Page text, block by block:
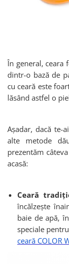
În general, ceara
dintr-o bază de
cu ceară este
lăsând astfel o
Așadar, dacă te-
alte metode
prezentăm
acasă:
Ceară
încălzește
baie de apă,
speciale
ceară COLOR